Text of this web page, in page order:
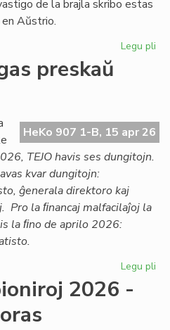
de la brajla skribo estas
Aŭstrio.
Legu pli
preskaŭ
HeKo 907 1-B, 15 apr 26
TEJO havis ses dungitojn.
kvar dungitojn:
ĝenerala direktoro kaj
Pro la ﬁnancaj malfacilaĵoj la
la ﬁno de aprilo 2026:
Legu pli
2026 -